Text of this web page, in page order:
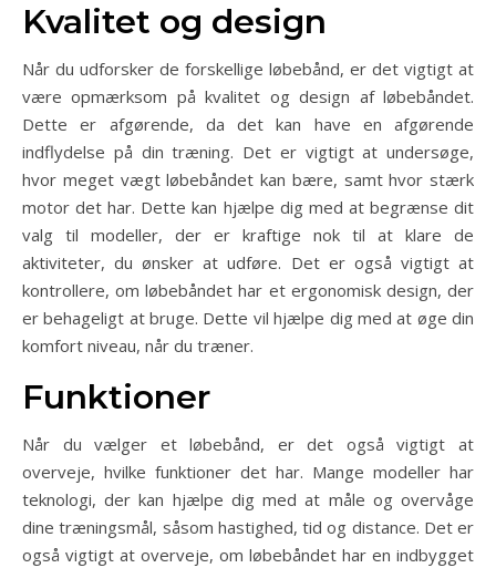
Kvalitet og design
Når du udforsker de forskellige løbebånd, er det vigtigt at
være opmærksom på kvalitet og design af løbebåndet.
Dette er afgørende, da det kan have en afgørende
indflydelse på din træning. Det er vigtigt at undersøge,
hvor meget vægt løbebåndet kan bære, samt hvor stærk
motor det har. Dette kan hjælpe dig med at begrænse dit
valg til modeller, der er kraftige nok til at klare de
aktiviteter, du ønsker at udføre. Det er også vigtigt at
kontrollere, om løbebåndet har et ergonomisk design, der
er behageligt at bruge. Dette vil hjælpe dig med at øge din
komfort niveau, når du træner.
Funktioner
Når du vælger et løbebånd, er det også vigtigt at
overveje, hvilke funktioner det har. Mange modeller har
teknologi, der kan hjælpe dig med at måle og overvåge
dine træningsmål, såsom hastighed, tid og distance. Det er
også vigtigt at overveje, om løbebåndet har en indbygget